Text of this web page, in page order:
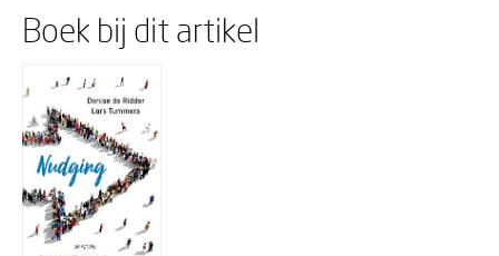
Boek bij dit artikel